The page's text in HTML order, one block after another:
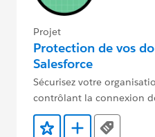
Projet
Protection de vos
Salesforce
Sécurisez votre
contrôlant la connexion
aux données.
Ajouter aux favoris
Ajouter au
Tags